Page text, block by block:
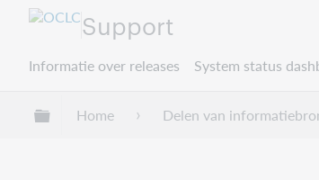
Support
Informatie over releases System status
Mondiale hiërarchie uitvouwen /
Home Delen van